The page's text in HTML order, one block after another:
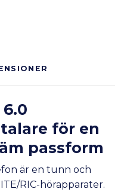
för en
passform
är en tunn och
RIC-hörapparater.